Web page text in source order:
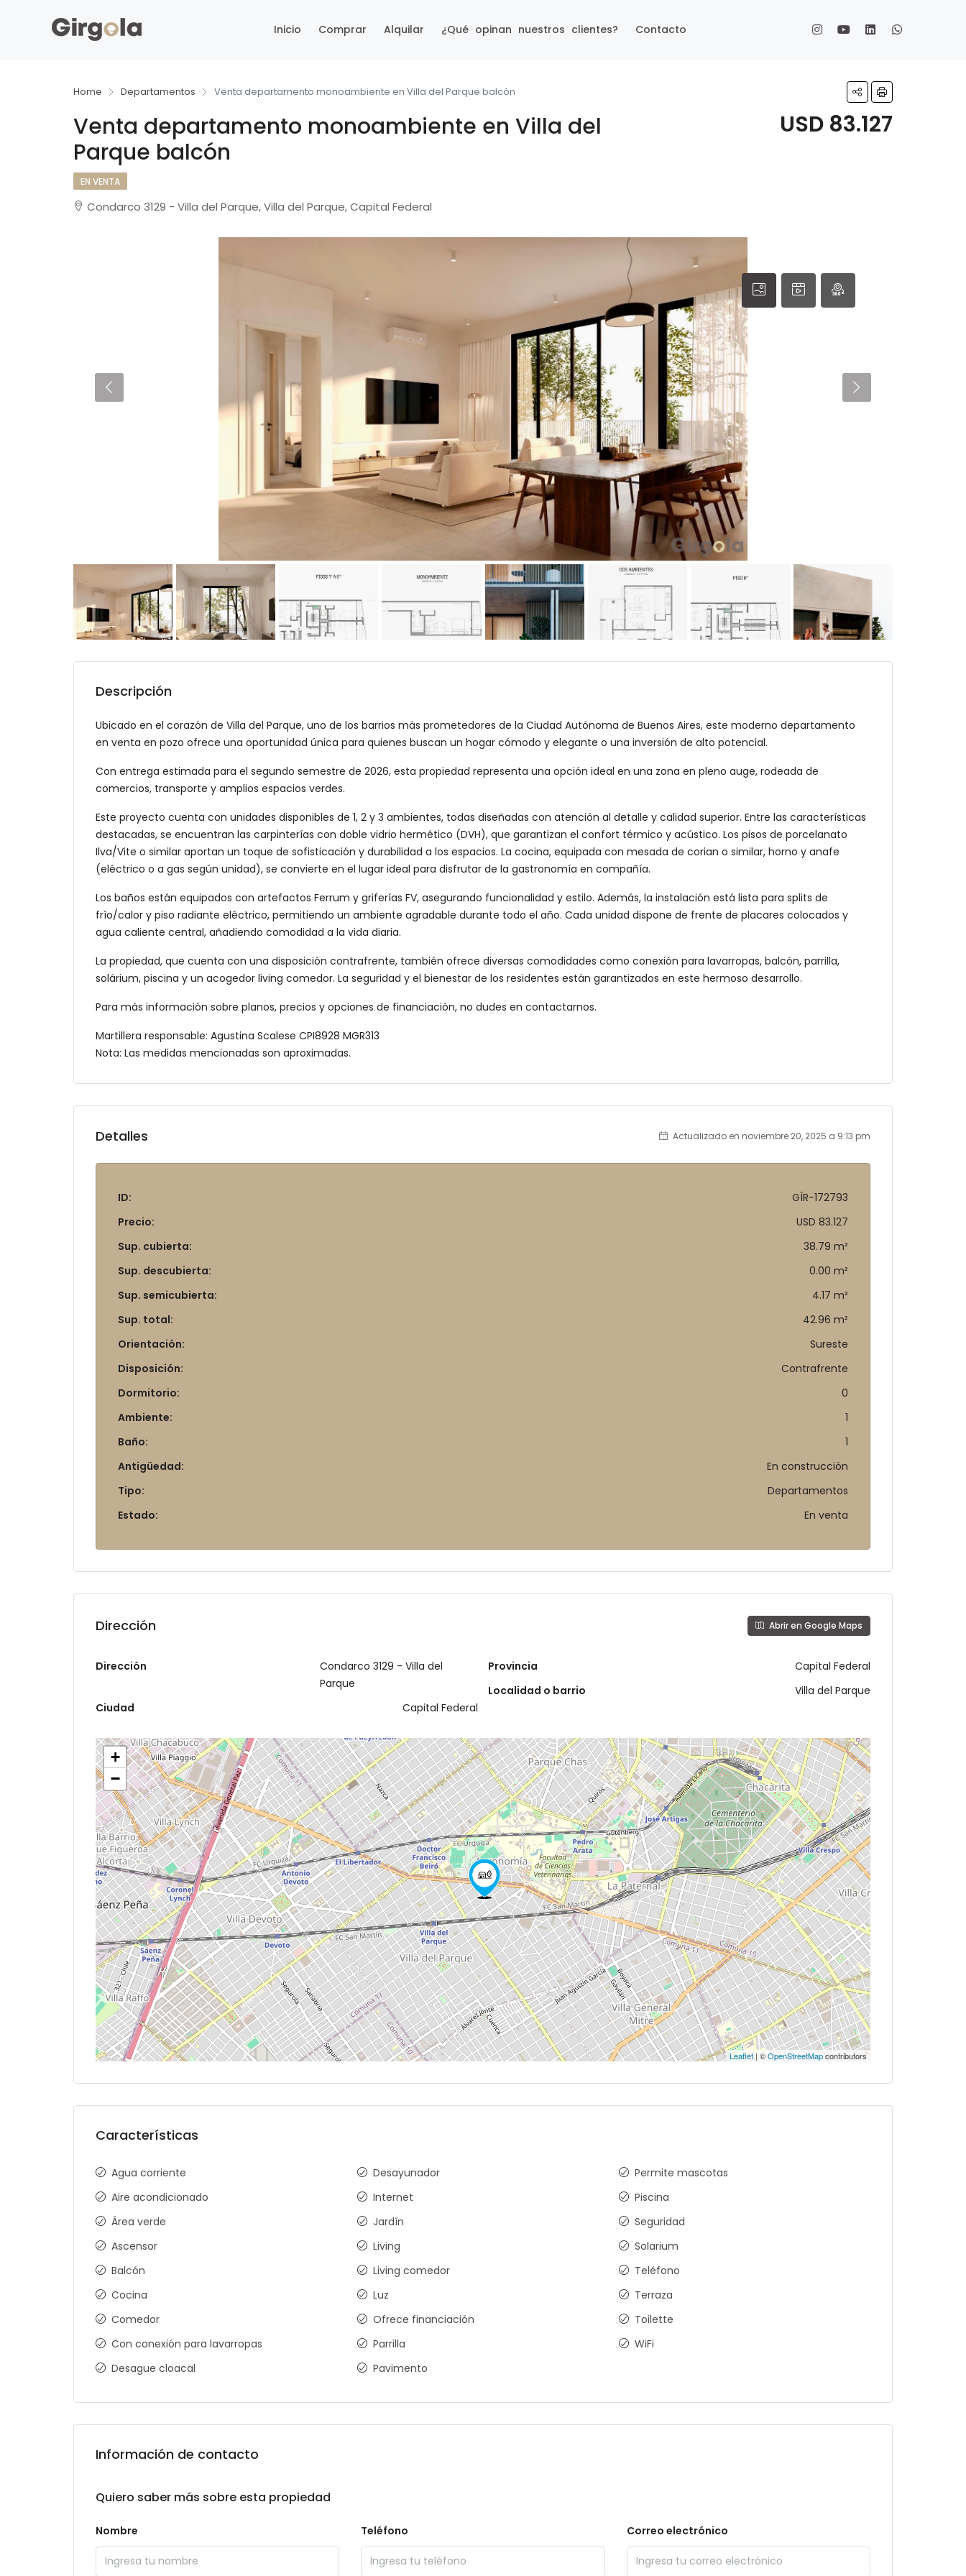
Inicio Comprar Alquilar ¿Qué opinan nuestros clientes? Contacto
Home Departamentos Venta departamento monoambiente en Villa del Parque balcón
Venta departamento monoambiente en Villa del
Parque balcón
USD 83.127
EN VENTA
Condarco 3129 - Villa del Parque, Villa del Parque, Capital Federal
Descripción
Ubicado en el corazón de Villa del Parque, uno de los barrios más prometedores de la Ciudad Autónoma de Buenos Aires, este moderno departamento
en venta en pozo ofrece una oportunidad única para quienes buscan un hogar cómodo y elegante o una inversión de alto potencial.
Con entrega estimada para el segundo semestre de 2026, esta propiedad representa una opción ideal en una zona en pleno auge, rodeada de
comercios, transporte y amplios espacios verdes.
Este proyecto cuenta con unidades disponibles de 1, 2 y 3 ambientes, todas diseñadas con atención al detalle y calidad superior. Entre las características
destacadas, se encuentran las carpinterías con doble vidrio hermético (DVH), que garantizan el confort térmico y acústico. Los pisos de porcelanato
Ilva/Vite o similar aportan un toque de sofisticación y durabilidad a los espacios. La cocina, equipada con mesada de corian o similar, horno y anafe
(eléctrico o a gas según unidad), se convierte en el lugar ideal para disfrutar de la gastronomía en compañía.
Los baños están equipados con artefactos Ferrum y griferías FV, asegurando funcionalidad y estilo. Además, la instalación está lista para splits de
frío/calor y piso radiante eléctrico, permitiendo un ambiente agradable durante todo el año. Cada unidad dispone de frente de placares colocados y
agua caliente central, añadiendo comodidad a la vida diaria.
La propiedad, que cuenta con una disposición contrafrente, también ofrece diversas comodidades como conexión para lavarropas, balcón, parrilla,
solárium, piscina y un acogedor living comedor. La seguridad y el bienestar de los residentes están garantizados en este hermoso desarrollo.
Para más información sobre planos, precios y opciones de financiación, no dudes en contactarnos.
Martillera responsable: Agustina Scalese CPI8928 MGR313
Nota: Las medidas mencionadas son aproximadas.
Detalles Actualizado en noviembre 20, 2025 a 9:13 pm
ID:
GÍR-172793
Precio:
USD 83.127
Sup. cubierta:
38.79 m²
Sup. descubierta:
0.00 m²
Sup. semicubierta:
4.17 m²
Sup. total:
42.96 m²
Orientación:
Sureste
Disposición:
Contrafrente
Dormitorio:
0
Ambiente:
1
Baño:
1
Antigüedad:
En construcción
Tipo:
Departamentos
Estado:
En venta
Dirección Abrir en Google Maps
Dirección
Condarco 3129 - Villa del
Parque
Ciudad
Capital Federal
Provincia
Capital Federal
Localidad o barrio
Villa del Parque
+
−
Leaflet | ©OpenStreetMapcontributors
Características
Agua corriente
Aire acondicionado
Área verde
Ascensor
Balcón
Cocina
Comedor
Con conexión para lavarropas
Desague cloacal
Desayunador
Internet
Jardín
Living
Living comedor
Luz
Ofrece financiación
Parrilla
Pavimento
Permite mascotas
Piscina
Seguridad
Solarium
Teléfono
Terraza
Toilette
WiFi
Información de contacto
Quiero saber más sobre esta propiedad
Nombre Teléfono Correo electrónico